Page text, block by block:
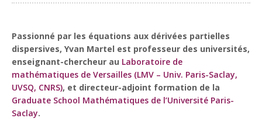
Passionné par les équations aux dérivées partielles
dispersives, Yvan Martel est professeur des universités,
enseignant-chercheur au Laboratoire de
mathématiques de Versailles (LMV – Univ. Paris-Saclay,
UVSQ, CNRS), et directeur-adjoint formation de la
Graduate School Mathématiques de l’Université Paris-
Saclay.